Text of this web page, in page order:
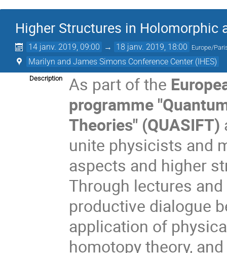
Higher Structures in Holomorphic
14 janv. 2019, 09:00 → 18 janv. 2019, 18:00 Europe/
Marilyn and James Simons Conference Center (IHES)
Description As part of the
programme
Theories" (QUASIFT)
unite physicists and
aspects and higher
Through lectures
productive dialogue
application of
homotopy theory,